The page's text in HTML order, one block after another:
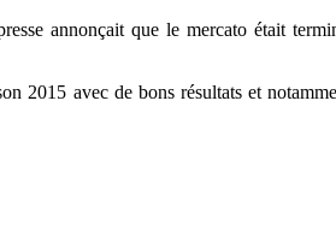
annonçait que le mercato était
2015 avec de bons résultats et